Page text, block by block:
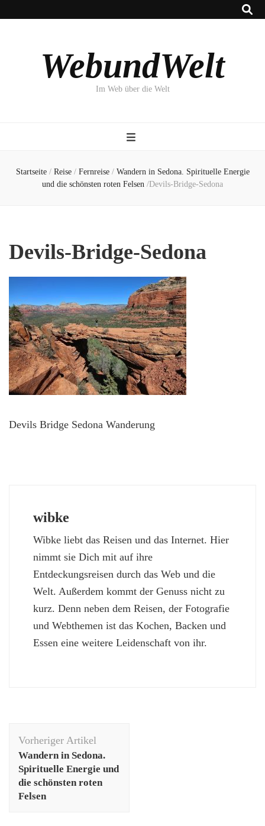
WebundWelt
Im Web über die Welt
Startseite / Reise / Fernreise / Wandern in Sedona. Spirituelle Energie
und die schönsten roten Felsen /Devils-Bridge-Sedona
Devils-Bridge-Sedona
Devils Bridge Sedona Wanderung
wibke
Wibke liebt das Reisen und das Internet. Hier
nimmt sie Dich mit auf ihre
Entdeckungsreisen durch das Web und die
Welt. Außerdem kommt der Genuss nicht zu
kurz. Denn neben dem Reisen, der Fotografie
und Webthemen ist das Kochen, Backen und
Essen eine weitere Leidenschaft von ihr.
Vorheriger Artikel
Wandern in Sedona.
Spirituelle Energie und
die schönsten roten
Felsen